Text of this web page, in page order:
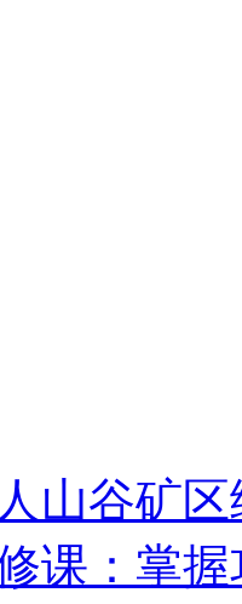
山谷矿
课：掌